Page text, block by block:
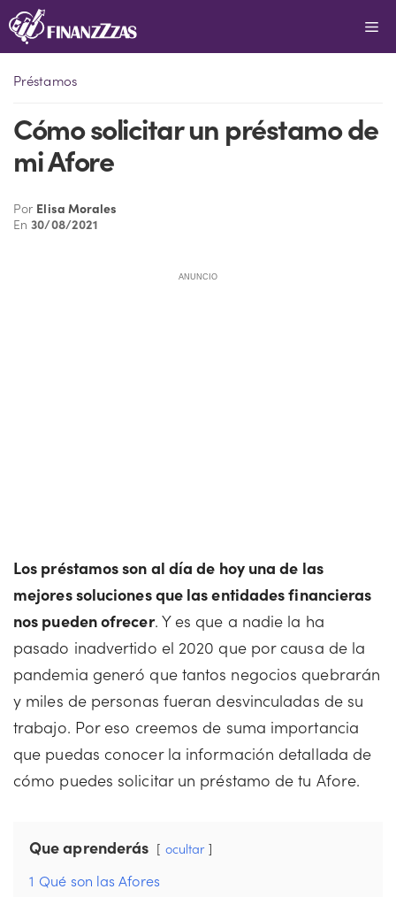
Saltar
al
Préstamos
Cómo solicitar un préstamo de
mi Afore
Por Elisa Morales
En30/08/2021
ANUNCIO
Los préstamos son al día de hoy una de las
mejores soluciones que las entidades financieras
nos pueden ofrecer. Y es que a nadie la ha
pasado inadvertido el 2020 que por causa de la
pandemia generó que tantos negocios quebrarán
y miles de personas fueran desvinculadas de su
trabajo. Por eso creemos de suma importancia
que puedas conocer la información detallada de
cómo puedes solicitar un préstamo de tu Afore.
Que aprenderás ocultar
1 Qué son las Afores